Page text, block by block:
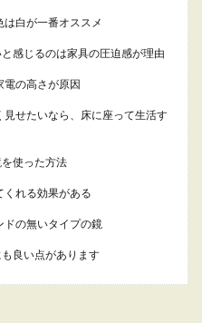
・アイデアを紹介
している女性の中には、冷凍庫の中
...
白が一番オススメ
感じるのは家具の圧迫感が理由
電の高さが原因
せたいなら、床に座って生活す
使った方法
くれる効果がある
ドの無いタイプの鏡
良い点があります